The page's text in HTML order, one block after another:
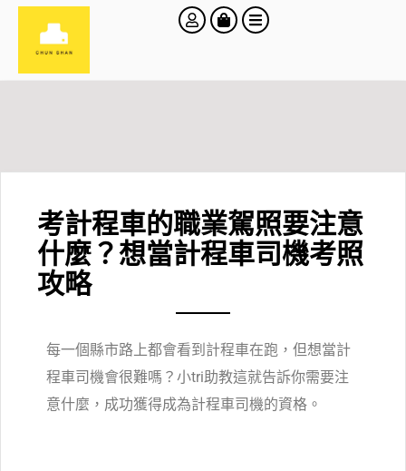
考計程車的職業駕照要注意
什麼？想當計程車司機考照
攻略
每一個縣市路上都會看到計程車在跑，但想當計
程車司機會很難嗎？小tri助教這就告訴你需要注
意什麼，成功獲得成為計程車司機的資格。